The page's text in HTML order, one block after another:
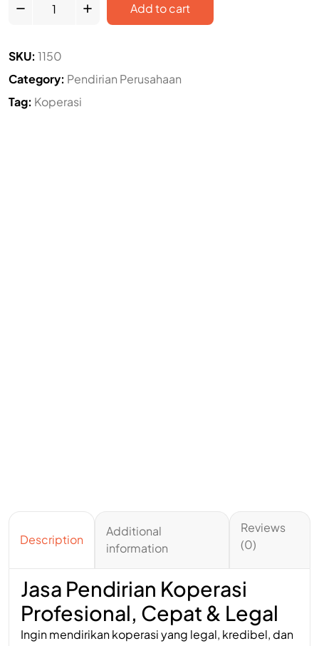
Add to cart
SKU: 1150
Category: Pendirian Perusahaan
Tag: Koperasi
Description
Additional
information
Reviews
(0)
Jasa Pendirian Koperasi
Profesional, Cepat & Legal
Ingin mendirikan koperasi yang legal, kredibel, dan